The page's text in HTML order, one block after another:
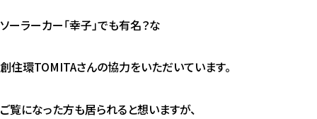
ソーラーカー「幸子」でも有名？な
創住環TOMITAさんの協力をいただいています。
ご覧になった方も居られると想いますが、